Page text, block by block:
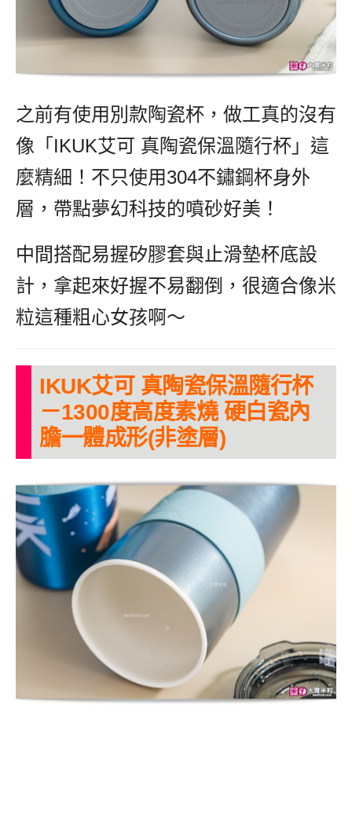
之前有使用別款陶瓷杯，做工真的沒有
像「IKUK艾可 真陶瓷保溫隨行杯」這
麼精細！不只使用304不鏽鋼杯身外
層，帶點夢幻科技的噴砂好美！
中間搭配易握矽膠套與止滑墊杯底設
計，拿起來好握不易翻倒，很適合像米
粒這種粗心女孩啊～
IKUK艾可 真陶瓷保溫隨行杯
－1300度高度素燒 硬白瓷內
膽一體成形(非塗層)